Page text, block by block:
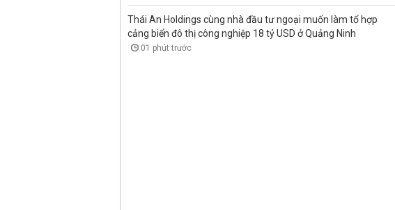
Thái An Holdings cùng nhà đầu tư ngoại muốn làm tổ hợp
cảng biển đô thị công nghiệp 18 tỷ USD ở Quảng Ninh
01 phút trước